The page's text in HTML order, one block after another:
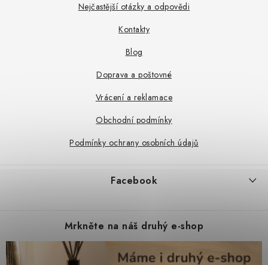
Nejčastější otázky a odpovědi
Kontakty
Blog
Doprava a poštovné
Vrácení a reklamace
Obchodní podmínky
Podmínky ochrany osobních údajů
Facebook
Mrkněte na náš druhý e-shop